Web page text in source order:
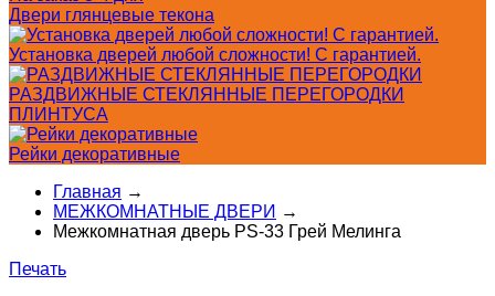
Двери глянцевые текона
Установка дверей любой сложности! С гарантией.
РАЗДВИЖНЫЕ СТЕКЛЯННЫЕ ПЕРЕГОРОДКИ
ПЛИНТУСА
Рейки декоративные
Главная →
МЕЖКОМНАТНЫЕ ДВЕРИ →
Межкомнатная дверь PS-33 Грей Мелинга
Печать